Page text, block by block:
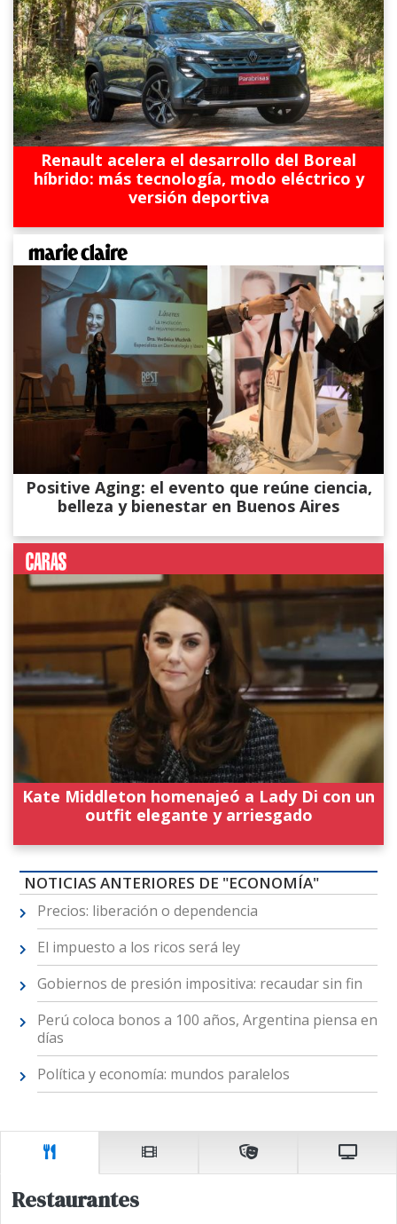
Renault acelera el desarrollo del Boreal
híbrido: más tecnología, modo eléctrico y
versión deportiva
Positive Aging: el evento que reúne ciencia,
belleza y bienestar en Buenos Aires
Kate Middleton homenajeó a Lady Di con un
outfit elegante y arriesgado
NOTICIAS ANTERIORES DE "ECONOMÍA"
Precios: liberación o dependencia
El impuesto a los ricos será ley
Gobiernos de presión impositiva: recaudar sin fin
Perú coloca bonos a 100 años, Argentina piensa en
días
Política y economía: mundos paralelos
Restaurantes